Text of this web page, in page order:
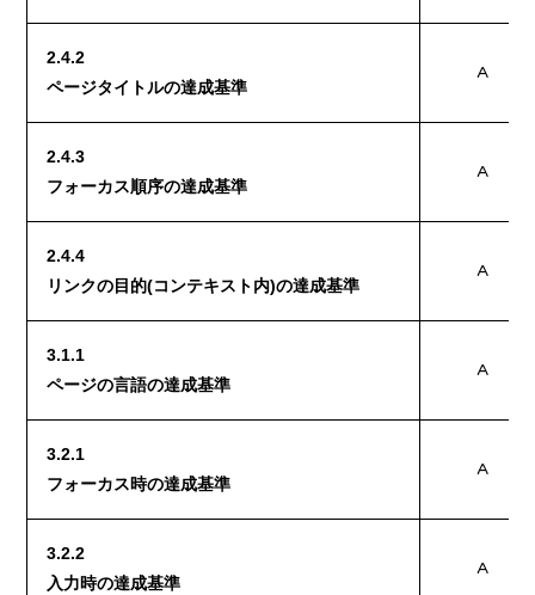
2.4.2
ページタイトルの達成基準
A
2.4.3
フォーカス順序の達成基準
A
2.4.4
リンクの目的(コンテキスト内)の達成基準
A
3.1.1
ページの言語の達成基準
A
3.2.1
フォーカス時の達成基準
A
3.2.2
入力時の達成基準
A